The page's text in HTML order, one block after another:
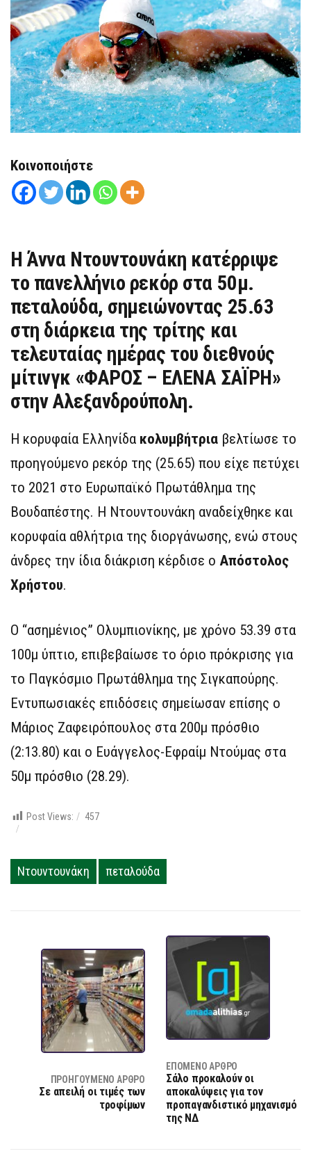
Κοινοποιήστε
ΗΆννα Ντουντουνάκη κατέρριψε
το πανελλήνιο ρεκόρ στα 50μ.
πεταλούδα, σημειώνοντας 25.63
στη διάρκεια της τρίτης και
τελευταίας ημέρας του διεθνούς
μίτινγκ «ΦΑΡΟΣ – ΕΛΕΝΑ ΣΑΪΡΗ»
στην Αλεξανδρούπολη.
Η κορυφαία Ελληνίδα κολυμβήτρια βελτίωσε το
προηγούμενο ρεκόρ της (25.65) που είχε πετύχει
το 2021 στο Ευρωπαϊκό Πρωτάθλημα της
Βουδαπέστης. Η Ντουντουνάκη αναδείχθηκε και
κορυφαία αθλήτρια της διοργάνωσης, ενώ στους
άνδρες την ίδια διάκριση κέρδισε ο Απόστολος
Χρήστου.
Ο “ασημένιος” Ολυμπιονίκης, με χρόνο 53.39 στα
100μ ύπτιο, επιβεβαίωσε το όριο πρόκρισης για
το Παγκόσμιο Πρωτάθλημα της Σιγκαπούρης.
Εντυπωσιακές επιδόσεις σημείωσαν επίσης ο
Μάριος Ζαφειρόπουλος στα 200μ πρόσθιο
(2:13.80) και ο Ευάγγελος-Εφραίμ Ντούμας στα
50μ πρόσθιο (28.29).
Post Views: 457
Ντουντουνάκη πεταλούδα
ΠΡΟΗΓΟΎΜΕΝΟ ΆΡΘΡΟ
Σε απειλή οι τιμές των
τροφίμων
ΕΠΌΜΕΝΟ ΆΡΘΡΟ
Σάλο προκαλούν οι
αποκαλύψεις για τον
προπαγανδιστικό μηχανισμό
της ΝΔ